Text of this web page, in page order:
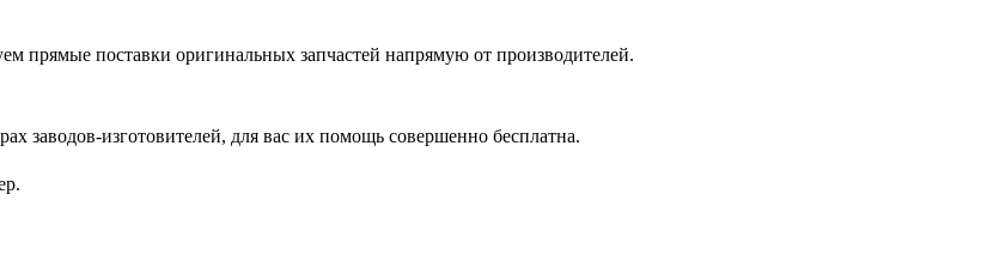
прямые поставки оригинальных запчастей напрямую от производителей.
изготовителей, для вас их помощь совершенно бесплатна.